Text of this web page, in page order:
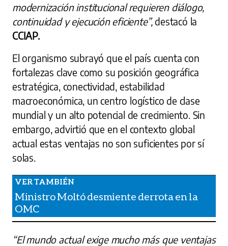
modernización institucional requieren diálogo,
continuidad y ejecución eficiente”,destacó la
CCIAP.
El organismo subrayó que el país cuenta con
fortalezas clave como su posición geográfica
estratégica, conectividad, estabilidad
macroeconómica, un centro logístico de clase
mundial y un alto potencial de crecimiento. Sin
embargo, advirtió que en el contexto global
actual estas ventajas no son suficientes por sí
solas.
Ministro Moltó desmiente derrota en la
OMC
“El mundo actual exige mucho más que ventajas